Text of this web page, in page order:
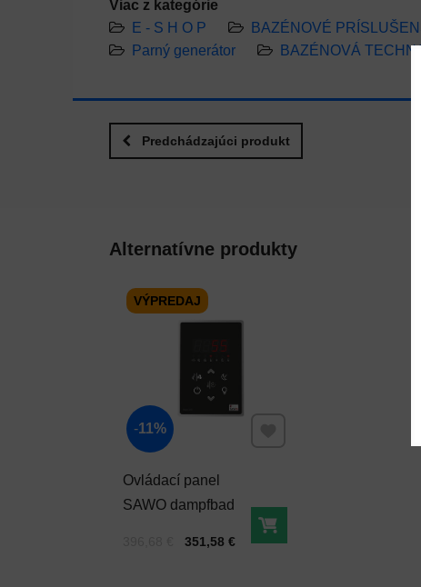
Viac z kategórie
E - S H O P
BAZÉNOVÉ
Parný generátor
BAZÉNOVÁ
Predchádzajúci produkt
Alternatívne produkty
Ovládací panel
SAWO dampfbad
Cena s DPH351,58 €
Pred zľavou: Do košíka
VÝPREDAJ
11%